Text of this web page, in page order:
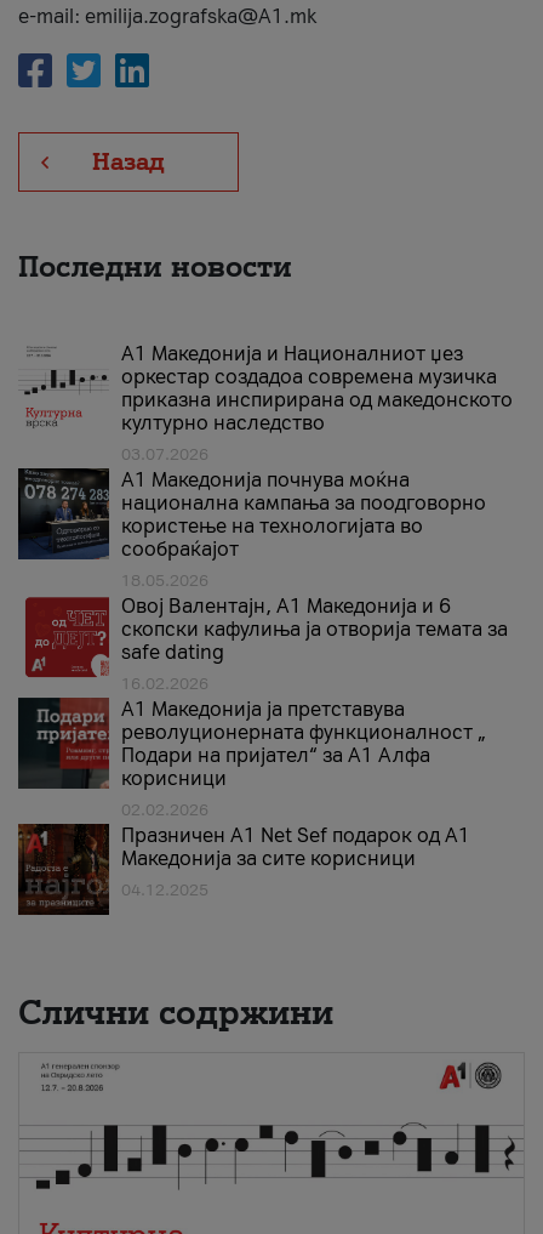
e-mail: emilija.zografska@A1.mk
Назад
Последни новости
А1 Македонија и Националниот џез
оркестар создадоа современа музичка
приказна инспирирана од македонското
културно наследство
03.07.2026
A1 Македонија почнува моќна
национална кампања за поодговорно
користење на технологијата во
сообраќајот
18.05.2026
Овој Валентајн, A1 Македонија и 6
скопски кафулиња ја отворија темата за
safe dating
16.02.2026
А1 Македонија ја претставува
револуционерната функционалност „
Подари на пријател“ за А1 Алфа
корисници
02.02.2026
Празничен A1 Net Sеf подарок од А1
Македонија за сите корисници
04.12.2025
Слични содржини